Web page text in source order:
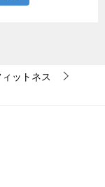
ットネス